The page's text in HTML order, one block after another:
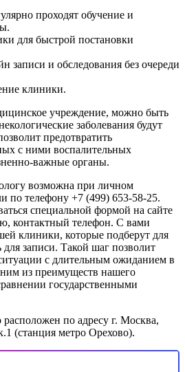
проходят обучение и
для быстрой постановки
записи и обследования без очереди
клиники.
учреждение, можно быть
заболевания будут
предотвратить
с ними воспалительных
важные органы.
возможна при личном
по телефону +7 (499) 653-58-25.
специальной формой на сайте
контактный телефон. С вами
клиники, которые подберут для
для записи. Такой шаг позволит
с длительным ожиданием в
из преимуществ нашего
государственными
по адресу г. Москва,
(станция метро Орехово).